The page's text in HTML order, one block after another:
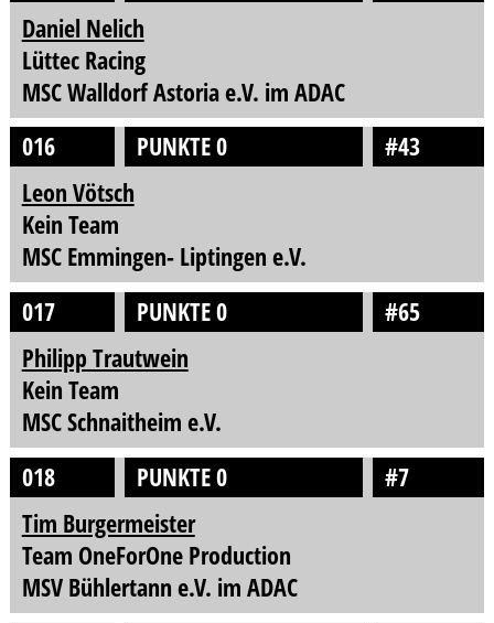
Daniel Nelich
Lüttec Racing
MSC Walldorf Astoria e.V. im ADAC
016
PUNKTE 0
#43
Leon Vötsch
Kein Team
MSC Emmingen- Liptingen e.V.
017
PUNKTE 0
#65
Philipp Trautwein
Kein Team
MSC Schnaitheim e.V.
018
PUNKTE 0
#7
Tim Burgermeister
Team OneForOne Production
MSV Bühlertann e.V. im ADAC